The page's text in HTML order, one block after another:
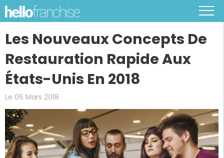
Les Nouveaux Concepts De
Restauration Rapide Aux
États-Unis En 2018
Le 06 Mars 2018